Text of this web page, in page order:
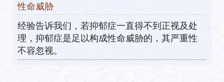
性命威胁
经验告诉我们，若抑郁症一直得不到正视及处
理，抑郁症是足以构成性命威胁的，其严重性
不容忽视。